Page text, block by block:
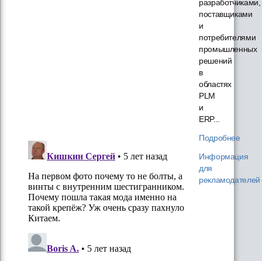
разработчиками,
поставщиками
и
потребителями
промышленных
решений
в
областях
PLM
и
ERP...
Подробнее
Информация
для
рекламодателей